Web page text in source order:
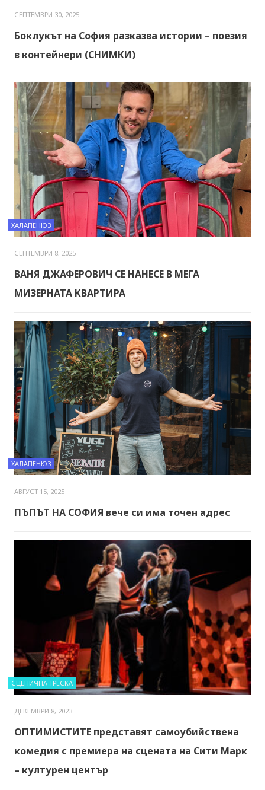
СЕПТЕМВРИ 30, 2025
Боклукът на София разказва истории – поезия
в контейнери (СНИМКИ)
ХАЛАПЕНЮЗ
СЕПТЕМВРИ 8, 2025
ВАНЯ ДЖАФЕРОВИЧ СЕ НАНЕСЕ В МЕГА
МИЗЕРНАТА КВАРТИРА
ХАЛАПЕНЮЗ
АВГУСТ 15, 2025
ПЪПЪТ НА СОФИЯ вече си има точен адрес
СЦЕНИЧНА ТРЕСКА
ДЕКЕМВРИ 8, 2023
ОПТИМИСТИТЕ представят самоубийствена
комедия с премиера на сцената на Сити Марк
– културен център